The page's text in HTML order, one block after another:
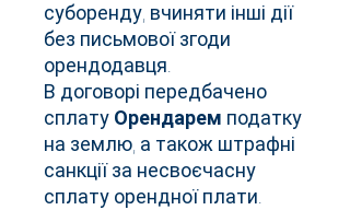
суборенду, вчиняти інші дії
без письмової згоди
орендодавця.
В договорі передбачено
сплату Орендарем податку
на землю, а також штрафні
санкції за несвоєчасну
сплату орендної плати.